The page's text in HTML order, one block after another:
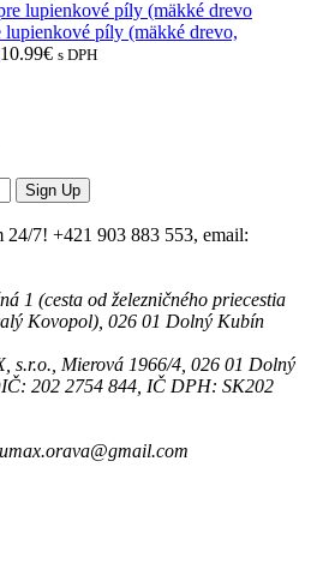
lupienkové píly (mäkké drevo,
10.99€ s DPH
Sign Up
24/7! +421 903 883 553, email:
1 (cesta od železničného priecestia
Kovopol), 026 01 Dolný Kubín
s.r.o., Mierová 1966/4, 026 01 Dolný
202 2754 844, IČ DPH: SK202